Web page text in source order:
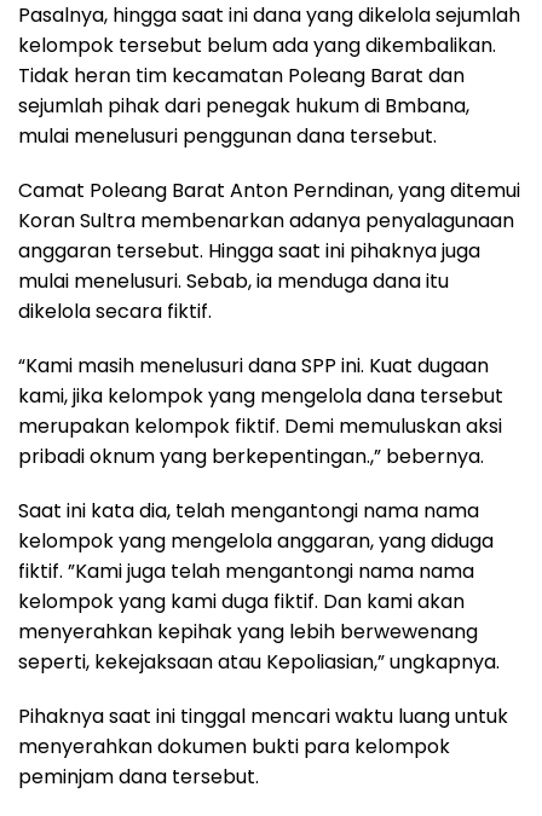
Pasalnya, hingga saat ini dana yang dikelola sejumlah
kelompok tersebut belum ada yang dikembalikan.
Tidak heran tim kecamatan Poleang Barat dan
sejumlah pihak dari penegak hukum di Bmbana,
mulai menelusuri penggunan dana tersebut.
Camat Poleang Barat Anton Perndinan, yang ditemui
Koran Sultra membenarkan adanya penyalagunaan
anggaran tersebut. Hingga saat ini pihaknya juga
mulai menelusuri. Sebab, ia menduga dana itu
dikelola secara fiktif.
“Kami masih menelusuri dana SPP ini. Kuat dugaan
kami, jika kelompok yang mengelola dana tersebut
merupakan kelompok fiktif. Demi memuluskan aksi
pribadi oknum yang berkepentingan.,” bebernya.
Saat ini kata dia, telah mengantongi nama nama
kelompok yang mengelola anggaran, yang diduga
fiktif. ”Kami juga telah mengantongi nama nama
kelompok yang kami duga fiktif. Dan kami akan
menyerahkan kepihak yang lebih berwewenang
seperti, kekejaksaan atau Kepoliasian,” ungkapnya.
Pihaknya saat ini tinggal mencari waktu luang untuk
menyerahkan dokumen bukti para kelompok
peminjam dana tersebut.